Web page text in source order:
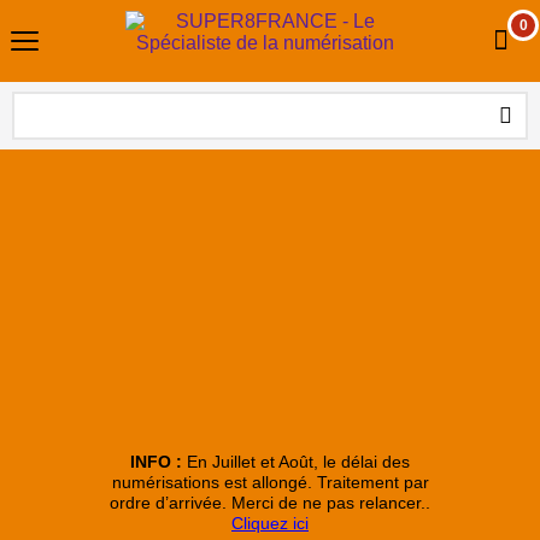
0
INFO : En Juillet et Août, le délai des
numérisations est allongé. Traitement par
ordre d’arrivée. Merci de ne pas relancer..
Cliquez ici